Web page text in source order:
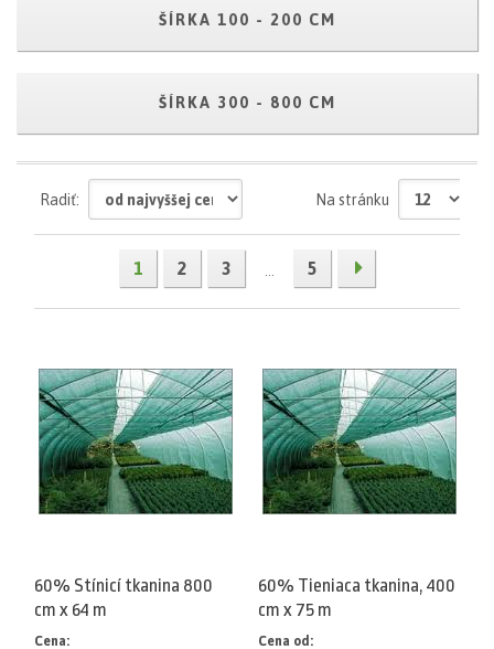
ŠÍRKA 100 - 200 CM
ŠÍRKA 300 - 800 CM
Radiť: Na stránku
1 2 3 ... 5
60% Stínicí tkanina 800
cm x 64 m
Cena:
60% Tieniaca tkanina, 400
cm x 75 m
Cena od: